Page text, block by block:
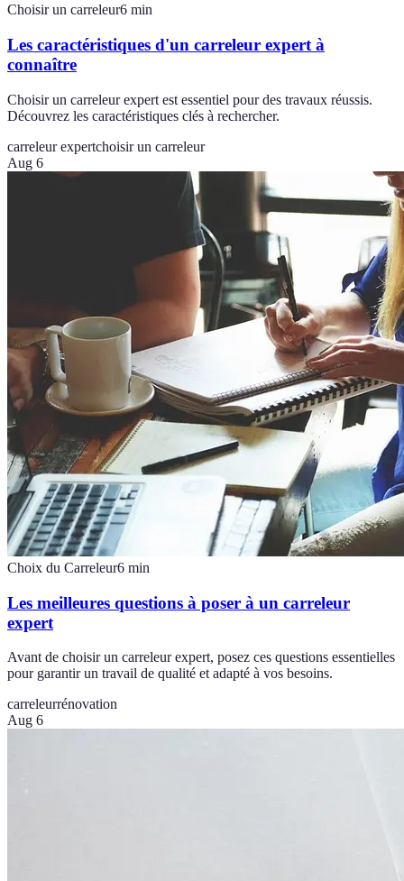
Choisir un carreleur6 min
Les caractéristiques d'un carreleur expert à
connaître
Choisir un carreleur expert est essentiel pour des travaux réussis.
Découvrez les caractéristiques clés à rechercher.
carreleur expertchoisir un carreleur
Aug 6
Choix du Carreleur6 min
Les meilleures questions à poser à un carreleur
expert
Avant de choisir un carreleur expert, posez ces questions essentielles
pour garantir un travail de qualité et adapté à vos besoins.
carreleurrénovation
Aug 6